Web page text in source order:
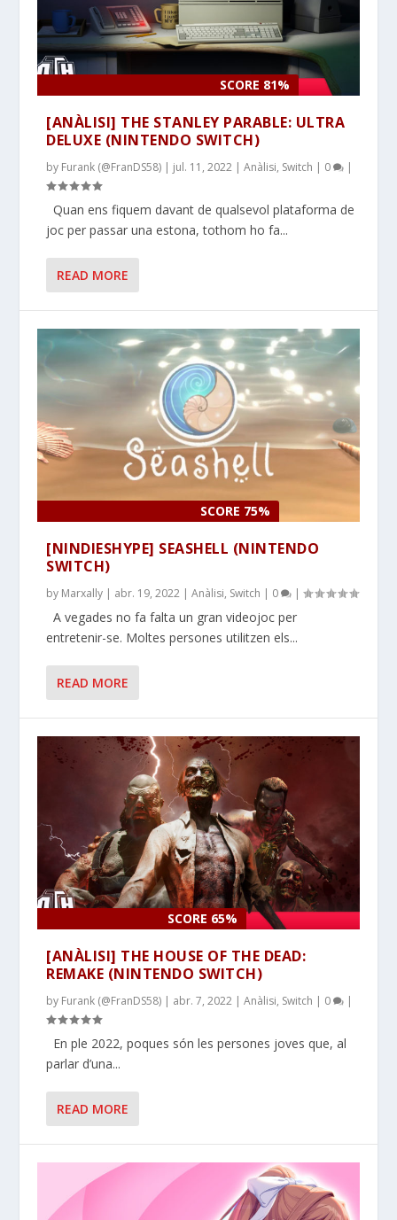
SCORE 81%
[ANÀLISI] THE STANLEY PARABLE: ULTRA
DELUXE (NINTENDO SWITCH)
by Furank (@FranDS58) | jul. 11, 2022 |Anàlisi, Switch | 0 |
Quan ens fiquem davant de qualsevol plataforma de
joc per passar una estona, tothom ho fa...
READ MORE
SCORE 75%
[NINDIESHYPE] SEASHELL (NINTENDO
SWITCH)
by Marxally | abr. 19, 2022 |Anàlisi, Switch | 0 |
A vegades no fa falta un gran videojoc per
entretenir-se. Moltes persones utilitzen els...
READ MORE
SCORE 65%
[ANÀLISI] THE HOUSE OF THE DEAD:
REMAKE (NINTENDO SWITCH)
by Furank (@FranDS58) | abr. 7, 2022 |Anàlisi, Switch | 0 |
En ple 2022, poques són les persones joves que, al
parlar d’una...
READ MORE